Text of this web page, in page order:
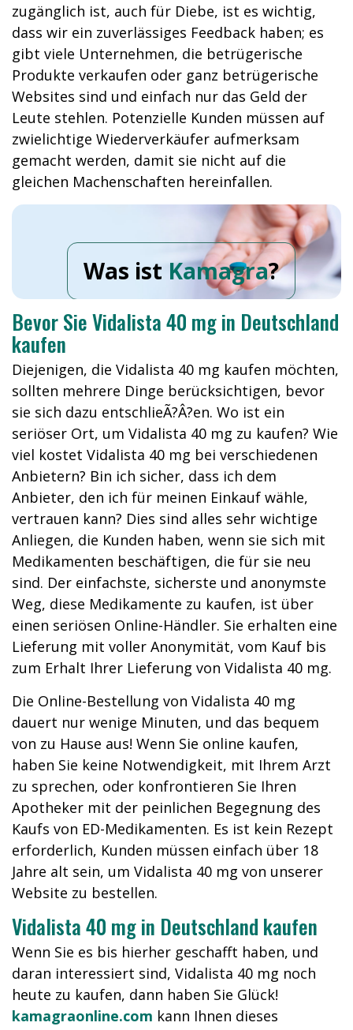
zugänglich ist, auch für Diebe, ist es wichtig,
dass wir ein zuverlässiges Feedback haben; es
gibt viele Unternehmen, die betrügerische
Produkte verkaufen oder ganz betrügerische
Websites sind und einfach nur das Geld der
Leute stehlen. Potenzielle Kunden müssen auf
zwielichtige Wiederverkäufer aufmerksam
gemacht werden, damit sie nicht auf die
gleichen Machenschaften hereinfallen.
Was ist Kamagra?
Bevor Sie Vidalista 40 mg in Deutschland
kaufen
Diejenigen, die Vidalista 40 mg kaufen möchten,
sollten mehrere Dinge berücksichtigen, bevor
sie sich dazu entschlieÃ?Â?en. Wo ist ein
seriöser Ort, um Vidalista 40 mg zu kaufen? Wie
viel kostet Vidalista 40 mg bei verschiedenen
Anbietern? Bin ich sicher, dass ich dem
Anbieter, den ich für meinen Einkauf wähle,
vertrauen kann? Dies sind alles sehr wichtige
Anliegen, die Kunden haben, wenn sie sich mit
Medikamenten beschäftigen, die für sie neu
sind. Der einfachste, sicherste und anonymste
Weg, diese Medikamente zu kaufen, ist über
einen seriösen Online-Händler. Sie erhalten eine
Lieferung mit voller Anonymität, vom Kauf bis
zum Erhalt Ihrer Lieferung von Vidalista 40 mg.
Die Online-Bestellung von Vidalista 40 mg
dauert nur wenige Minuten, und das bequem
von zu Hause aus! Wenn Sie online kaufen,
haben Sie keine Notwendigkeit, mit Ihrem Arzt
zu sprechen, oder konfrontieren Sie Ihren
Apotheker mit der peinlichen Begegnung des
Kaufs von ED-Medikamenten. Es ist kein Rezept
erforderlich, Kunden müssen einfach über 18
Jahre alt sein, um Vidalista 40 mg von unserer
Website zu bestellen.
Vidalista 40 mg in Deutschland kaufen
Wenn Sie es bis hierher geschafft haben, und
daran interessiert sind, Vidalista 40 mg noch
heute zu kaufen, dann haben Sie Glück!
kamagraonline.com kann Ihnen dieses